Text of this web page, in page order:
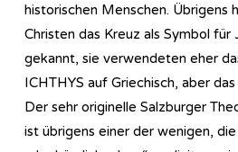
historischen Menschen. Übrigens
Christen das Kreuz als Symbol für
gekannt, sie verwendeten eher
ICHTHYS auf Griechisch, aber
Der sehr originelle Salzburger
ist übrigens einer der wenigen,